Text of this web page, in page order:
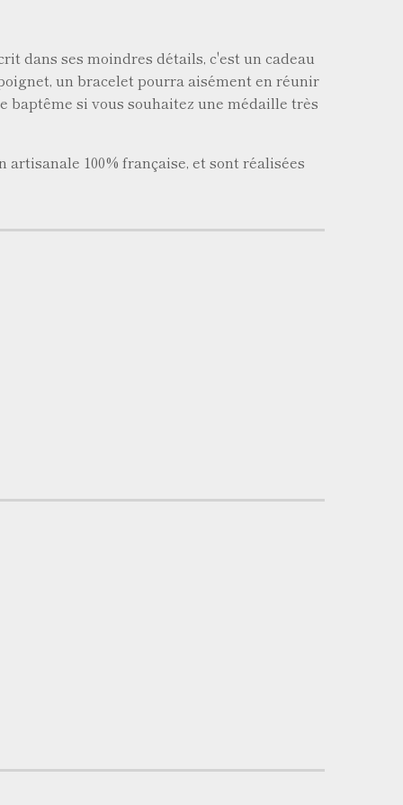
dans ses moindres détails, c'est un cadeau
un bracelet pourra aisément en réunir
baptême si vous souhaitez une médaille très
100% française, et sont réalisées